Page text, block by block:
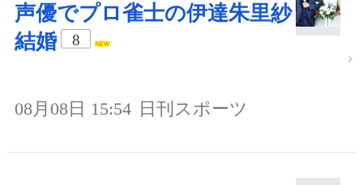
声優でプロ雀士の伊達朱里紗
結婚
8
08月08日 15:54 日刊スポーツ